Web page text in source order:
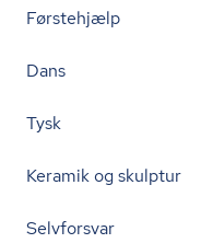
Førstehjælp
Dans
Tysk
Keramik og skulptur
Selvforsvar